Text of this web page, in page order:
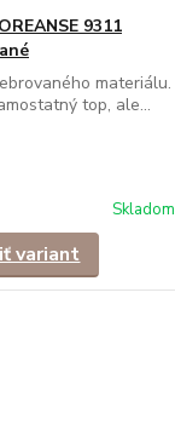
9311
materiálu.
top, ale...
Skladom
variant